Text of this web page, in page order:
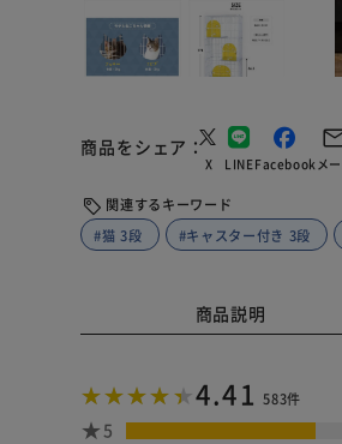
商品をシェア
X LINEFacebookメ
関連するキーワード
#猫 3段
#キャスター付き 3段
商品説明
4.41 583件
5